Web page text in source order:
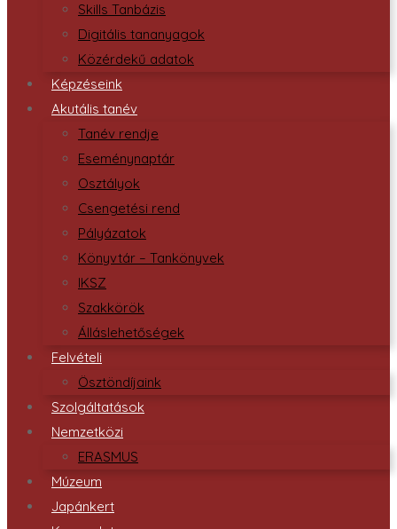
Skills Tanbázis
Digitális tananyagok
Közérdekű adatok
Képzéseink
Akutális tanév
Tanév rendje
Eseménynaptár
Osztályok
Csengetési rend
Pályázatok
Könyvtár – Tankönyvek
IKSZ
Szakkörök
Álláslehetőségek
Felvételi
Ösztöndíjaink
Szolgáltatások
Nemzetközi
ERASMUS
Múzeum
Japánkert